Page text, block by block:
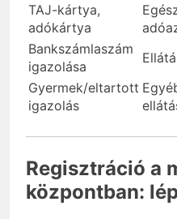
TAJ-kártya,
adókártya
Bankszámlaszám
igazolása
Gyermek/eltartott
igazolás
Regisztráció a
központban: